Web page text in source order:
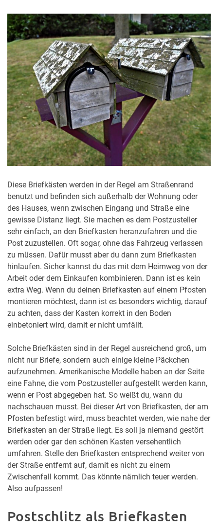
Diese Briefkästen werden in der Regel am Straßenrand
benutzt und befinden sich außerhalb der Wohnung oder
des Hauses, wenn zwischen Eingang und Straße eine
gewisse Distanz liegt. Sie machen es dem Postzusteller
sehr einfach, an den Briefkasten heranzufahren und die
Post zuzustellen. Oft sogar, ohne das Fahrzeug verlassen
zu müssen. Dafür musst aber du dann zum Briefkasten
hinlaufen. Sicher kannst du das mit dem Heimweg von der
Arbeit oder dem Einkaufen kombinieren. Dann ist es kein
extra Weg. Wenn du deinen Briefkasten auf einem Pfosten
montieren möchtest, dann ist es besonders wichtig, darauf
zu achten, dass der Kasten korrekt in den Boden
einbetoniert wird, damit er nicht umfällt.
Solche Briefkästen sind in der Regel ausreichend groß, um
nicht nur Briefe, sondern auch einige kleine Päckchen
aufzunehmen. Amerikanische Modelle haben an der Seite
eine Fahne, die vom Postzusteller aufgestellt werden kann,
wenn er Post abgegeben hat. So weißt du, wann du
nachschauen musst. Bei dieser Art von Briefkasten, der am
Pfosten befestigt wird, muss beachtet werden, wie nahe der
Briefkasten an der Straße liegt. Es soll ja niemand gestört
werden oder gar den schönen Kasten versehentlich
umfahren. Stelle den Briefkasten entsprechend weiter von
der Straße entfernt auf, damit es nicht zu einem
Zwischenfall kommt. Das könnte nämlich teuer werden.
Also aufpassen!
Postschlitz als Briefkasten